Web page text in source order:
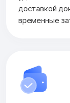
доставкой
временные